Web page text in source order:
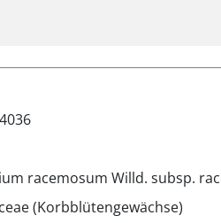
racemosum Willd. subsp.
(Korbblütengewächse)